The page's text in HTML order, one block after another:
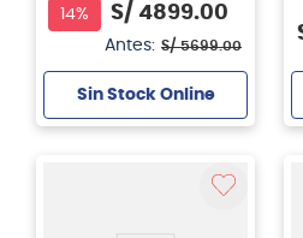
14% S/ 4899.00
Antes: S/ 5699.00
Sin Stock Online